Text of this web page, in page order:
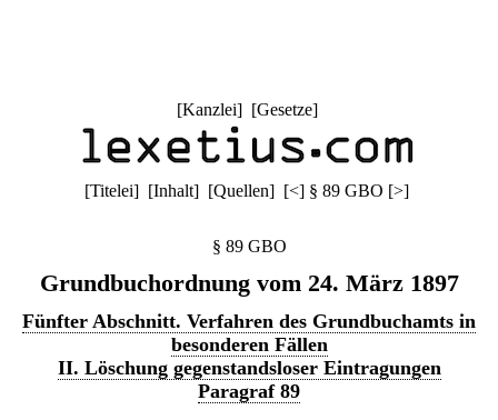
[Kanzlei] [Gesetze]
[Titelei] [Inhalt] [Quellen] [<] § 89 GBO [>]
§ 89 GBO
Grundbuchordnung vom 24. März 1897
Fünfter Abschnitt. Verfahren des Grundbuchamts in
besonderen Fällen
II. Löschung gegenstandsloser Eintragungen
Paragraf 89